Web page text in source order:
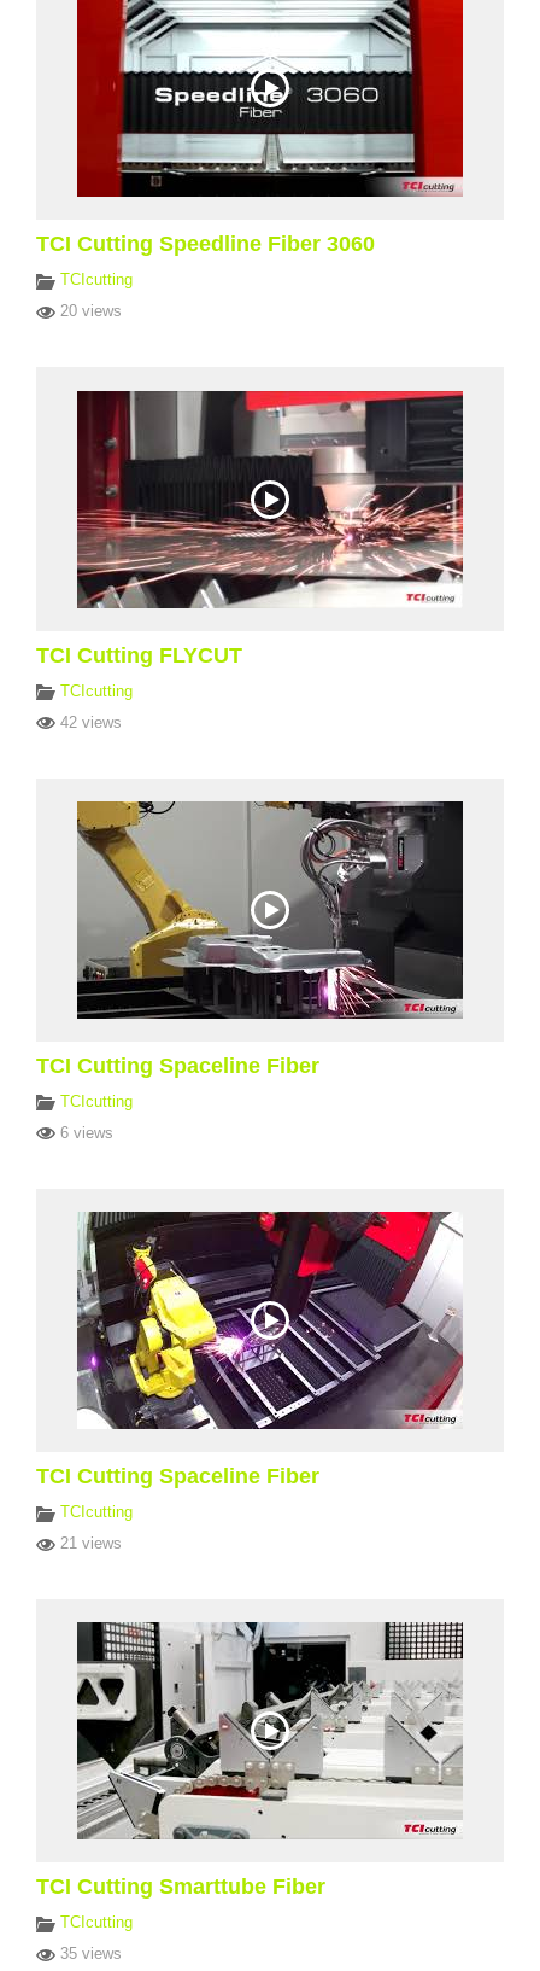
TCI Cutting Speedline Fiber 3060
TCIcutting
20 views
TCI Cutting FLYCUT
TCIcutting
42 views
TCI Cutting Spaceline Fiber
TCIcutting
6 views
TCI Cutting Spaceline Fiber
TCIcutting
21 views
TCI Cutting Smarttube Fiber
TCIcutting
35 views